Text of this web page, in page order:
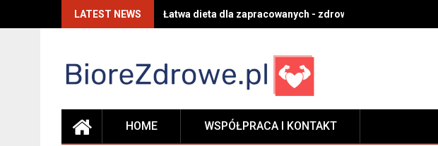
LATEST NEWS Łatwa dieta dla zapracowanych - zdrowe nawyki na co dzień
HOME WSPÓŁPRACA I KONTAKT